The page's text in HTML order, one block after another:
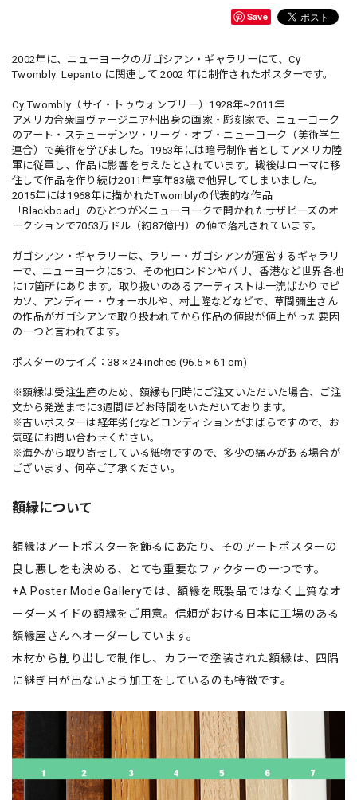
Save
2002年に、ニューヨークのガゴシアン・ギャラリーにて、Cy
Twombly: Lepanto に関連して 2002 年に制作されたポスターです。
Cy Twombly（サイ・トゥウォンブリー）1928年~2011年
アメリカ合衆国ヴァージニア州出身の画家・彫刻家で、ニューヨーク
のアート・スチューデンツ・リーグ・オブ・ニューヨーク（美術学生
連合）で美術を学びました。1953年には暗号制作者としてアメリカ陸
軍に従軍し、作品に影響を与えたとされています。戦後はローマに移
住して作品を作り続け2011年享年83歳で他界してしまいました。
2015年には1968年に描かれたTwomblyの代表的な作品
「Blackboad」のひとつが米ニューヨークで開かれたサザビーズのオ
ークションで7053万ドル（約87億円）の値で落札されています。
ガゴシアン・ギャラリーは、ラリー・ガゴシアンが運営するギャラリ
ーで、ニューヨークに5つ、その他ロンドンやパリ、香港など世界各地
に17箇所にあります。取り扱いのあるアーティストは一流ばかりでピ
カソ、アンディー・ウォーホルや、村上隆などなどで、草間彌生さん
の作品がガゴシアンで取り扱われてから作品の値段が値上がった要因
の一つと言われてます。
ポスターのサイズ：38 × 24 inches (96.5 × 61 cm)
※額縁は受注生産のため、額縁も同時にご注文いただいた場合、ご注
文から発送までに3週間ほどお時間をいただいております。
※古いポスターは経年劣化などコンディションがまばらですので、お
気軽にお問い合わせください。
※海外から取り寄せしている紙物ですので、多少の痛みがある場合が
ございます、何卒ご了承ください。
額縁について
額縁はアートポスターを飾るにあたり、そのアートポスターの
良し悪しをも決める、とても重要なファクターの一つです。
+A Poster Mode Galleryでは、額縁を既製品ではなく上質なオ
ーダーメイドの額縁をご用意。信頼がおける日本に工場のある
額縁屋さんへオーダーしています。
木材から削り出しで制作し、カラーで塗装された額縁は、四隅
に継ぎ目が出ないよう加工をしているのも特徴です。